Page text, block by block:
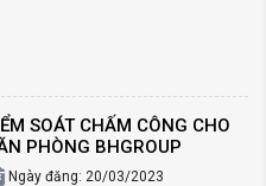
SOÁT CHẤM CÔNG CHO
PHÒNG BHGROUP
Ngày đăng: 20/03/2023